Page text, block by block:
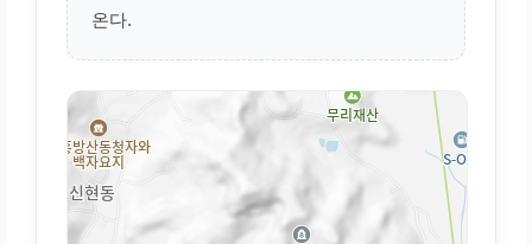
온다.